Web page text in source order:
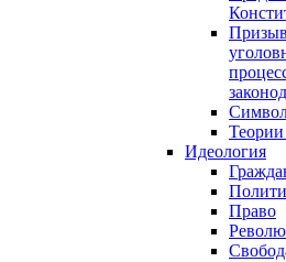
Теории
Идеология
Право